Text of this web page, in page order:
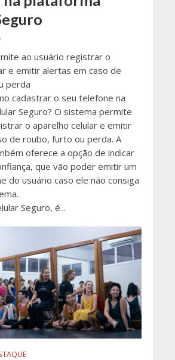
ao usuário registrar o
e emitir alertas em caso de
perda
cadastrar o seu telefone na
Seguro? O sistema permite
o aparelho celular e emitir
de roubo, furto ou perda. A
oferece a opção de indicar
que vão poder emitir um
do usuário caso ele não consiga
Seguro, é...